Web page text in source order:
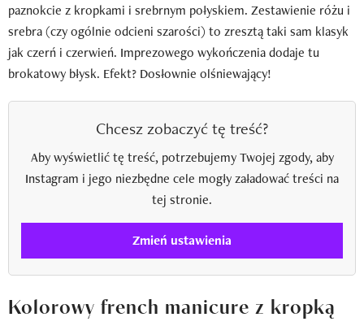
paznokcie z kropkami i srebrnym połyskiem. Zestawienie różu i
srebra (czy ogólnie odcieni szarości) to zresztą taki sam klasyk
jak czerń i czerwień. Imprezowego wykończenia dodaje tu
brokatowy błysk. Efekt? Dosłownie olśniewający!
Chcesz zobaczyć tę treść?
Aby wyświetlić tę treść, potrzebujemy Twojej zgody, aby
Instagram i jego niezbędne cele mogły załadować treści na
tej stronie.
Zmień ustawienia
Kolorowy french manicure z kropką